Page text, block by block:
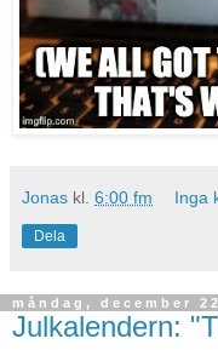
Jonas kl. 6:00 fm Inga
Dela
måndag, december 22
Julkalendern: